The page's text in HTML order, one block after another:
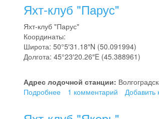
Яхт-клуб "Парус"
Яхт-клуб "Парус"
Координаты:
Широта: 50°5′31.18″N (50.091994)
Долгота: 45°23′20.26″E (45.388961)
Адрес лодочной станции:
Подробнее
1 комментарий Добавить